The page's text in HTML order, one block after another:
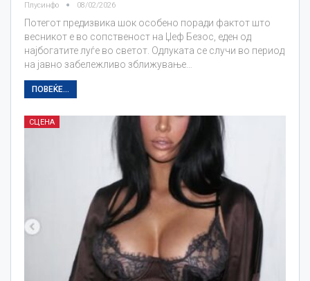
Плусинфо 08/02/2026
Потегот предизвика шок особено поради фактот што
весникот е во сопственост на Џеф Безос, еден од
најбогатите луѓе во светот. Одлуката се случи во период
на јавно забележливо зближување…
ПОВЕЌЕ...
СЦЕНА